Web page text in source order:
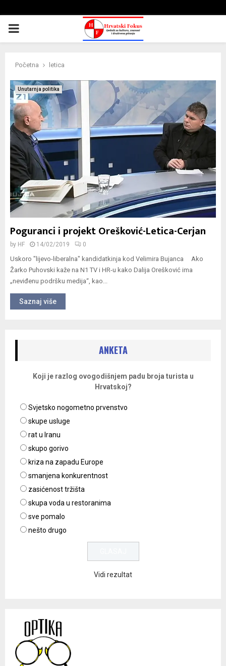
PRIMARY
Početna letica
Unutarnja politika
Poguranci i projekt Orešković-Letica-Cerjan
by HF 14/02/2019 0
Uskoro "lijevo-liberalna" kandidatkinja kod Velimira Bujanca Ako
Žarko Puhovski kaže na N1 TV i HR-u kako Dalija Orešković ima
„neviđenu podršku medija“, kao...
Saznaj više
ANKETA
Koji je razlog ovogodišnjem padu broja turista u
Hrvatskoj?
Svjetsko nogometno prvenstvo
skupe usluge
rat u Iranu
skupo gorivo
kriza na zapadu Europe
smanjena konkurentnost
zasićenost tržišta
skupa voda u restoranima
sve pomalo
nešto drugo
Vidi rezultat